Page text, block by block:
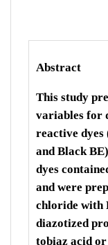
Abstract
This study
variables for
reactive dyes
and Black
dyes
and were
chloride with
diazotized
tobiaz acid